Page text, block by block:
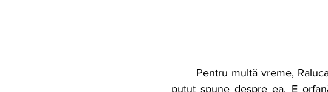
putut spune despre ea. E